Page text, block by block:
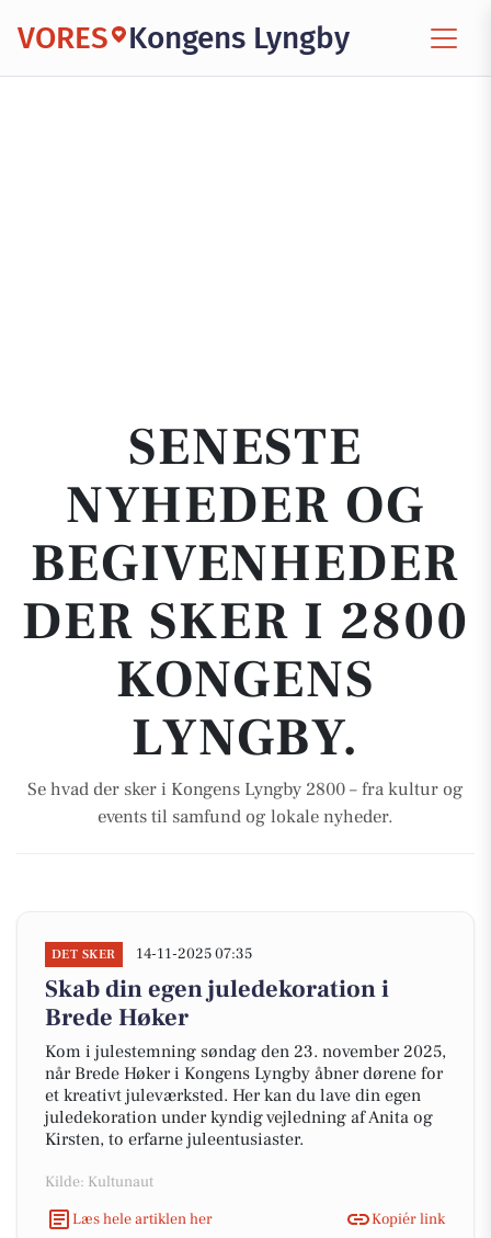
VORES Kongens Lyngby
SENESTE
NYHEDER OG
BEGIVENHEDER
DER SKER I 2800
KONGENS
LYNGBY.
Se hvad der sker i Kongens Lyngby 2800 – fra kultur og
events til samfund og lokale nyheder.
DET SKER 14-11-2025 07:35
Skab din egen juledekoration i
Brede Høker
Kom i julestemning søndag den 23. november 2025,
når Brede Høker i Kongens Lyngby åbner dørene for
et kreativt juleværksted. Her kan du lave din egen
juledekoration under kyndig vejledning af Anita og
Kirsten, to erfarne juleentusiaster.
Kilde: Kultunaut
Læs hele artiklen her
Kopiér link